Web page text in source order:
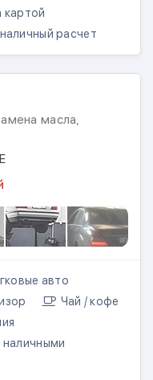
картой
расчет
масла,
авто
Чай / кофе